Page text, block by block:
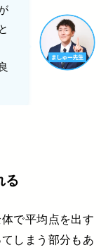
る
で平均点を出す
しまう部分もあ